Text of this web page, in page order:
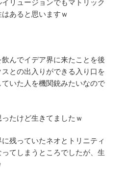
リュージョンでもマトリック
あると思いますｗ
んでイデア界に来たことを後
との出入りができる入り口を
いた人を機関銃みたいなので
たけど生きてましたｗ
残っていたネオとトリニティ
てしまうところでしたが、生